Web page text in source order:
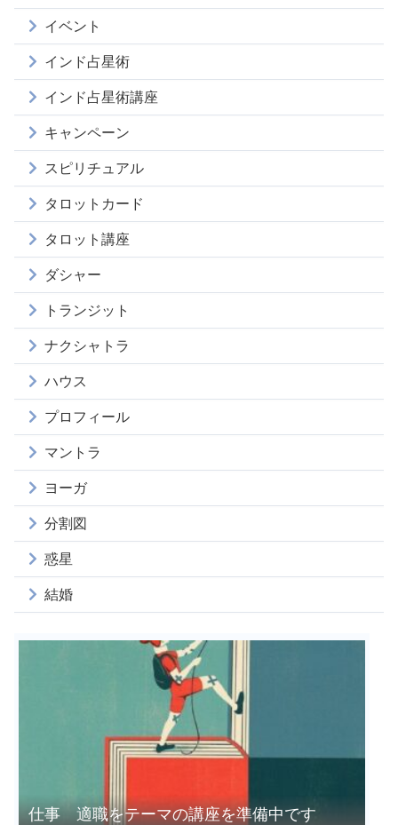
イベント
インド占星術
インド占星術講座
キャンペーン
スピリチュアル
タロットカード
タロット講座
ダシャー
トランジット
ナクシャトラ
ハウス
プロフィール
マントラ
ヨーガ
分割図
惑星
結婚
仕事 適職をテーマの講座を準備中です